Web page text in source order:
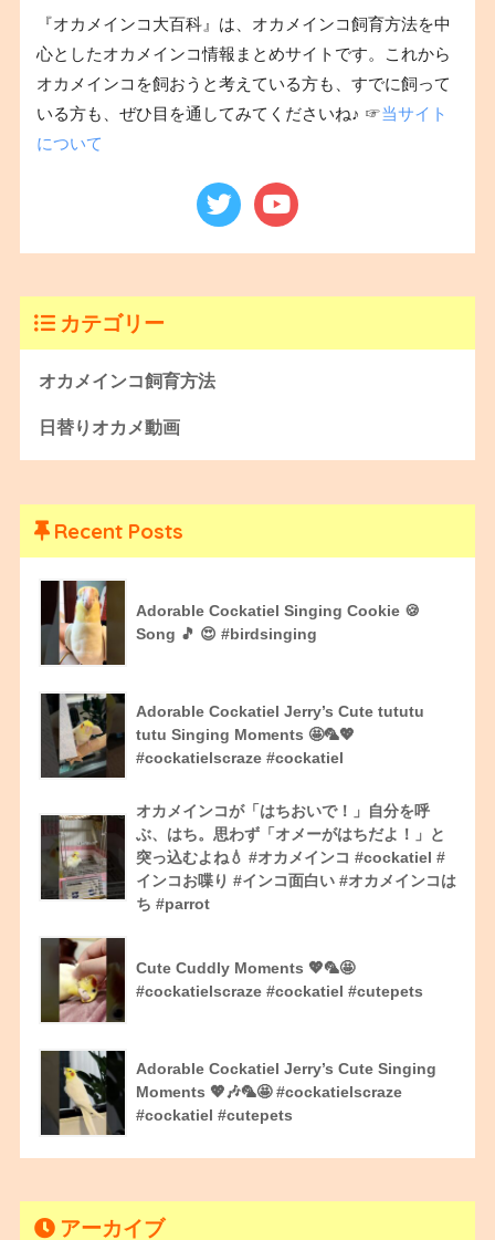
『オカメインコ大百科』は、オカメインコ飼育方法を中
心としたオカメインコ情報まとめサイトです。これから
オカメインコを飼おうと考えている方も、すでに飼って
いる方も、ぜひ目を通してみてくださいね♪ ☞当サイト
について
カテゴリー
オカメインコ飼育方法
日替りオカメ動画
Recent Posts
Adorable Cockatiel Singing Cookie 🍪
Song 🎵 😍 #birdsinging
Adorable Cockatiel Jerry’s Cute tututu
tutu Singing Moments 🤩🦜💖
#cockatielscraze #cockatiel
オカメインコが「はちおいで！」自分を呼
ぶ、はち。思わず「オメーがはちだよ！」と
突っ込むよね💧 #オカメインコ #cockatiel #
インコお喋り #インコ面白い #オカメインコは
ち #parrot
Cute Cuddly Moments 💖🦜🤩
#cockatielscraze #cockatiel #cutepets
Adorable Cockatiel Jerry’s Cute Singing
Moments 💖🎶🦜🤩 #cockatielscraze
#cockatiel #cutepets
アーカイブ